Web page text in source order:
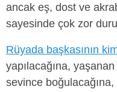
ancak eş, dost ve
sayesinde çok zor
Rüyada başkasının
yapılacağına,
sevince